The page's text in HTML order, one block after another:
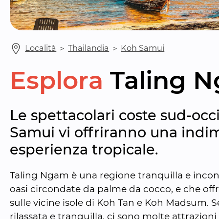
Località ＞ Thailandia ＞ Koh Samui
Esplora Taling
Le spettacolari coste sud-
Samui vi offriranno una
esperienza tropicale.
Taling Ngam è una regione tranquilla e
oasi circondate da palme da cocco, e che
sulle vicine isole di Koh Tan e Koh Madsum.
rilassata e tranquilla, ci sono molte attrazioni